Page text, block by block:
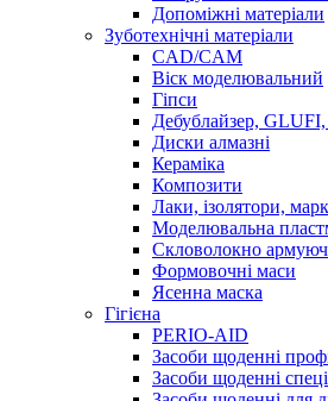
Допоміжні матеріали
Зуботехнічні матеріали
CAD/CAM
Віск моделювальний
Гіпси
Дебублайзер,
Диски алмазні
Кераміка
Композити
Лаки, ізолятори,
Моделювальна
Скловолокно
Формовочні маси
Ясенна маска
Гігієна
PERIO-AID
Засоби щоденні
Засоби щоденні